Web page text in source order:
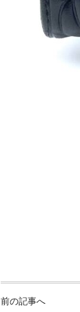
前の記事へ